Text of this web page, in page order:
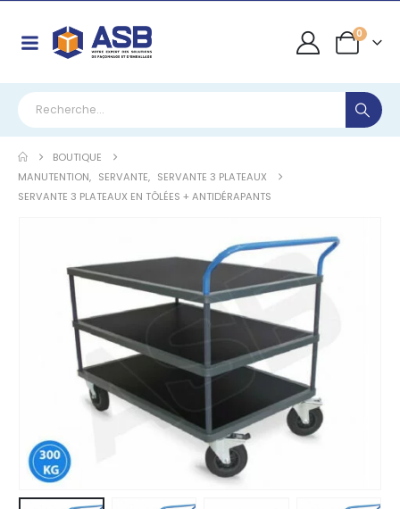
0
BOUTIQUE
MANUTENTION, SERVANTE, SERVANTE 3 PLATEAUX
SERVANTE 3 PLATEAUX EN TÔLÉES + ANTIDÉRAPANTS